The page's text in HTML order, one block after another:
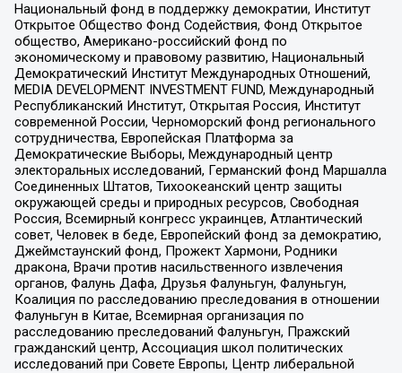
Национальный фонд в поддержку демократии, Институт
Открытое Общество Фонд Содействия, Фонд Открытое
общество, Американо-российский фонд по
экономическому и правовому развитию, Национальный
Демократический Институт Международных Отношений,
MEDIA DEVELOPMENT INVESTMENT FUND, Международный
Республиканский Институт, Открытая Россия, Институт
современной России, Черноморский фонд регионального
сотрудничества, Европейская Платформа за
Демократические Выборы, Международный центр
электоральных исследований, Германский фонд Маршалла
Соединенных Штатов, Тихоокеанский центр защиты
окружающей среды и природных ресурсов, Свободная
Россия, Всемирный конгресс украинцев, Атлантический
совет, Человек в беде, Европейский фонд за демократию,
Джеймстаунский фонд, Прожект Хармони, Родники
дракона, Врачи против насильственного извлечения
органов, Фалунь Дафа, Друзья Фалуньгун, Фалуньгун,
Коалиция по расследованию преследования в отношении
Фалуньгун в Китае, Всемирная организация по
расследованию преследований Фалуньгун, Пражский
гражданский центр, Ассоциация школ политических
исследований при Совете Европы, Центр либеральной